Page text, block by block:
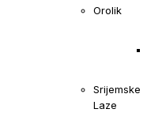
Orolik
Srijemske
Laze